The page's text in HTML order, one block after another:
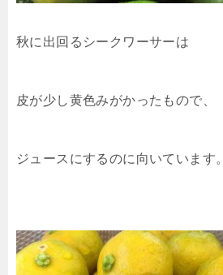
秋に出回るシークワーサーは
皮が少し黄色みがかったもので、
ジュースにするのに向いています。